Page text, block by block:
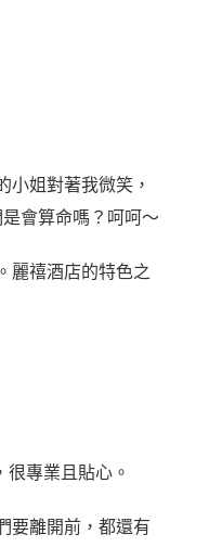
小姐對著我微笑，
會算命嗎？呵呵～
麗禧酒店的特色之
專業且貼心。
要離開前，都還有